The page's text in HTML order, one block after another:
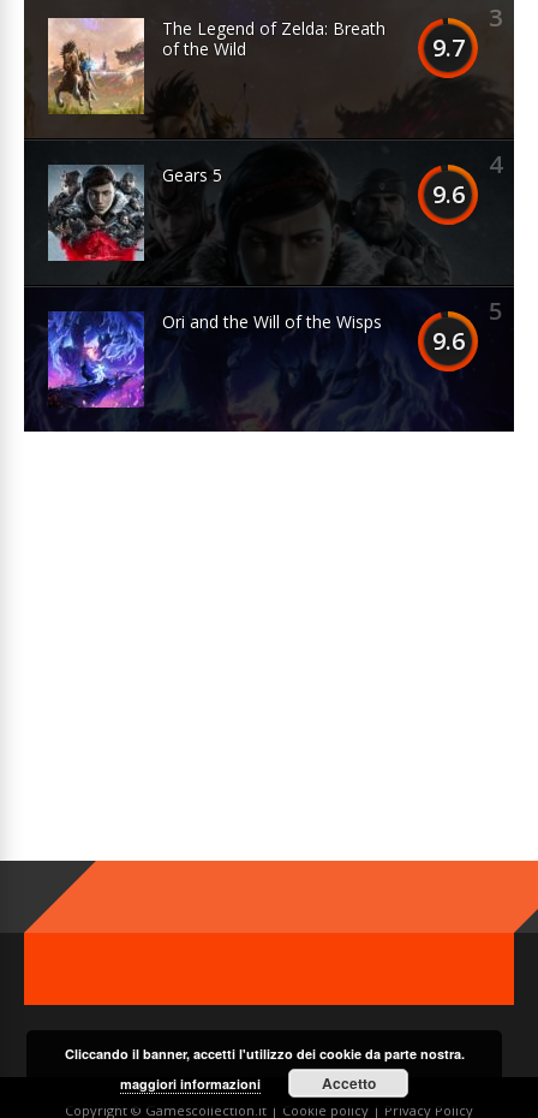
3
9.7
The Legend of Zelda: Breath
of the Wild
4
9.6
Gears 5
5
9.6
Ori and the Will of the Wisps
Copyright © Gamescollection.it | Cookie policy | Privacy Policy
Cliccando il banner, accetti l'utilizzo dei cookie da parte nostra.
maggiori informazioni
Accetto